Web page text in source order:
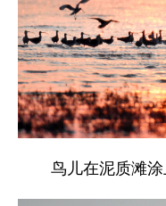
鸟儿在泥质滩